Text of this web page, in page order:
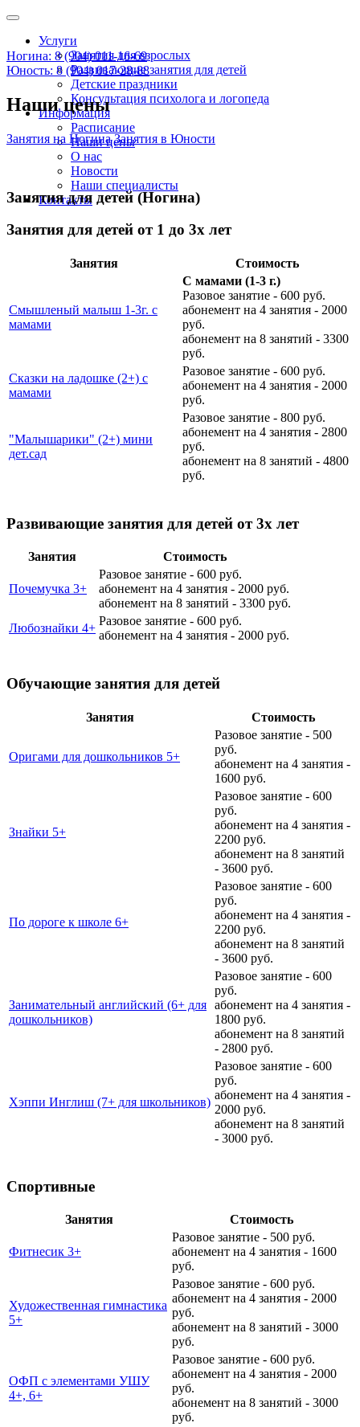
Услуги
Занятия для взрослых
Развивающие занятия для детей
Детские праздники
Консультация психолога и логопеда
Информация
Расписание
Наши цены
О нас
Новости
Наши специалисты
Контакты
Ногина: 8 (904) 011-16-69
Юность: 8 (904) 017-28-88
Наши цены
Занятия на Ногина Занятия в Юности
Занятия для детей (Ногина)
Занятия для детей от 1 до 3х лет
Занятия Стоимость
Смышленый малыш 1-3г. с
мамами
С мамами (1-3 г.)
Разовое занятие - 600 руб.
абонемент на 4 занятия - 2000
руб.
абонемент на 8 занятий - 3300
руб.
Сказки на ладошке (2+) с
мамами
Разовое занятие - 600 руб.
абонемент на 4 занятия - 2000
руб.
"Малышарики" (2+) мини
дет.сад
Разовое занятие - 800 руб.
абонемент на 4 занятия - 2800
руб.
абонемент на 8 занятий - 4800
руб.
Развивающие занятия для детей от 3х лет
Занятия Стоимость
Почемучка 3+
Разовое занятие - 600 руб.
абонемент на 4 занятия - 2000 руб.
абонемент на 8 занятий - 3300 руб.
Любознайки 4+
Разовое занятие - 600 руб.
абонемент на 4 занятия - 2000 руб.
Обучающие занятия для детей
Занятия Стоимость
Оригами для дошкольников 5+
Разовое занятие - 500
руб.
абонемент на 4 занятия -
1600 руб.
Знайки 5+
Разовое занятие - 600
руб.
абонемент на 4 занятия -
2200 руб.
абонемент на 8 занятий
- 3600 руб.
По дороге к школе 6+
Разовое занятие - 600
руб.
абонемент на 4 занятия -
2200 руб.
абонемент на 8 занятий
- 3600 руб.
Занимательный английский (6+ для
дошкольников)
Разовое занятие - 600
руб.
абонемент на 4 занятия -
1800 руб.
абонемент на 8 занятий
- 2800 руб.
Хэппи Инглиш (7+ для школьников)
Разовое занятие - 600
руб.
абонемент на 4 занятия -
2000 руб.
абонемент на 8 занятий
- 3000 руб.
Спортивные
Занятия Стоимость
Фитнесик 3+
Разовое занятие - 500 руб.
абонемент на 4 занятия - 1600
руб.
Художественная гимнастика
5+
Разовое занятие - 600 руб.
абонемент на 4 занятия - 2000
руб.
абонемент на 8 занятий - 3000
руб.
ОФП с элементами УШУ
4+, 6+
Разовое занятие - 600 руб.
абонемент на 4 занятия - 2000
руб.
абонемент на 8 занятий - 3000
руб.